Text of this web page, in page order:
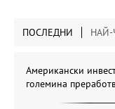
ПОСЛЕДНИ НАЙ-
Американски
големина